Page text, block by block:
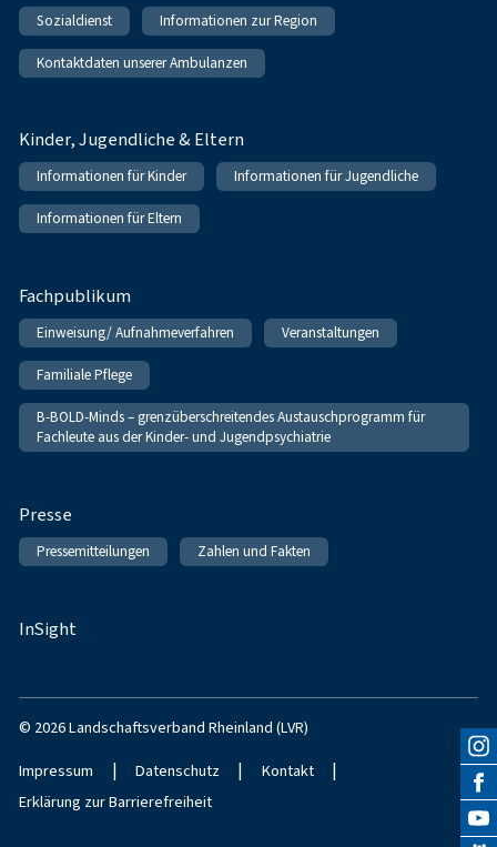
Sozialdienst Informationen zur Region
Kontaktdaten unserer Ambulanzen
Kinder, Jugendliche & Eltern
Informationen für Kinder Informationen für Jugendliche
Informationen für Eltern
Fachpublikum
Einweisung/ Aufnahmeverfahren Veranstaltungen
Familiale Pflege
B-BOLD-Minds – grenzüberschreitendes Austauschprogramm für
Fachleute aus der Kinder- und Jugendpsychiatrie
Presse
Pressemitteilungen Zahlen und Fakten
InSight
© 2026 Landschaftsverband Rheinland (LVR)
Impressum | Datenschutz | Kontakt |
Erklärung zur Barrierefreiheit